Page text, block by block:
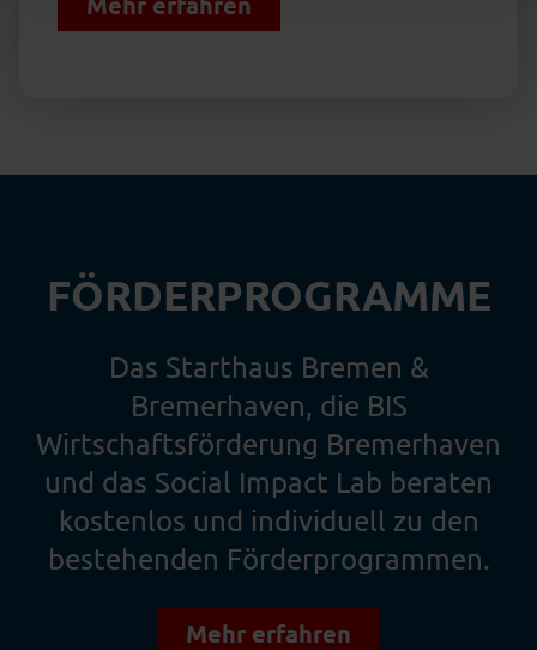
FÖRDERPROGRAMME
Das Starthaus Bremen &
Bremerhaven, die BIS
Wirtschaftsförderung Bremerhaven
und das Social Impact Lab beraten
kostenlos und individuell zu den
bestehenden Förderprogrammen.
Mehr erfahren